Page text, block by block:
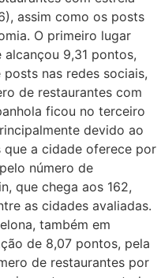
assim como os posts
O primeiro lugar
9,31 pontos,
nas redes sociais,
de restaurantes com
ficou no terceiro
devido ao
que a cidade oferece por
número de
que chega aos 162,
as cidades avaliadas.
também em
de 8,07 pontos, pela
de restaurantes por